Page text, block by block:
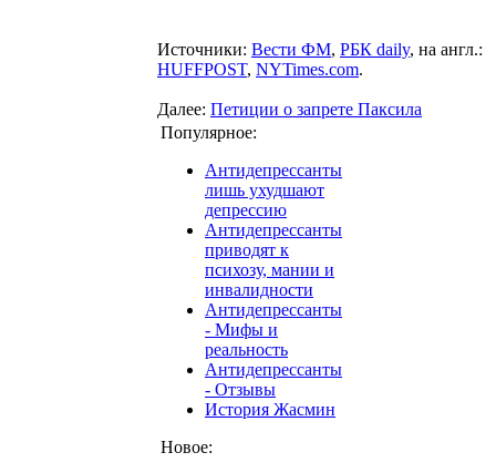
Источники: Вести ФМ, РБК daily, на англ.:
HUFFPOST, NYTimes.com.
Далее: Петиции о запрете Паксила
Популярное:
Антидепрессанты
лишь ухудшают
депрессию
Антидепрессанты
приводят к
психозу, мании и
инвалидности
Антидепрессанты
- Мифы и
реальность
Антидепрессанты
- Отзывы
История Жасмин
Новое: